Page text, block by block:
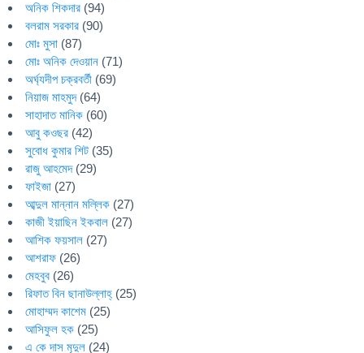
অনিক শিকদার (94)
বলরাম সরকার (90)
মোঃ মুসা (87)
মোঃ অনিক দেওয়ান (71)
অর্ঘ্যদীপ চক্রবর্তী (69)
নিয়াজ মাহমুদ(64)
সাহাদাত মানিক (60)
আবু কওছর (42)
সুবোধ কুমার শিট (35)
রাজু আহমেদ(29)
ফাইজা (27)
আব্দুল মান্নান মল্লিক (27)
কাজী ইয়াছিন ইকবাল (27)
আশিক ফয়সাল (27)
আশরাফ (26)
মেহবুব (26)
রিফাত বিন ছানাউল্লাহ্ (25)
মোহাম্মদ কাশেম (25)
আসিফুল হক (25)
এ কে দাস মৃদুল (24)